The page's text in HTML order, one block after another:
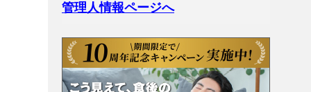
管理人情報ページへ